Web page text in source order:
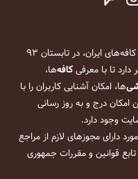
کافه‌یاب به عنوان مرجع معرفی و اطلاع‌رسانی کافه‌های ایران، در تابستان ۹۳
تا با معرفیکافه‌ها،
‌ها، امکان آشنایی کاربران را با
درج و به روز رسانی
وجود دارد.
دارای مجوزهای لازم از مراجع
قوانین و مقررات جمهوری